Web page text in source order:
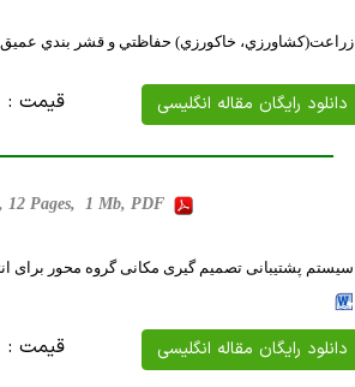
زراعت(كشاورزي، خاكورزي) حفاظتي و قشر بندي عميق
دانلود رایگان مقاله انگلیسی قیمت :
12 Pages, 1 Mb, PDF
سیستم پشتیبانی تصمیم گیری مکانی گروه محور برای
دانلود رایگان مقاله انگلیسی قیمت :